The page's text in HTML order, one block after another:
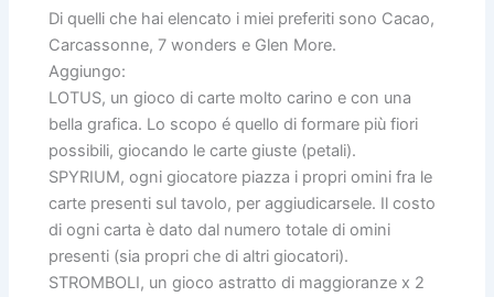
Di quelli che hai elencato i miei preferiti sono Cacao,
Carcassonne, 7 wonders e Glen More.
Aggiungo:
LOTUS, un gioco di carte molto carino e con una
bella grafica. Lo scopo é quello di formare più fiori
possibili, giocando le carte giuste (petali).
SPYRIUM, ogni giocatore piazza i propri omini fra le
carte presenti sul tavolo, per aggiudicarsele. Il costo
di ogni carta è dato dal numero totale di omini
presenti (sia propri che di altri giocatori).
STROMBOLI, un gioco astratto di maggioranze x 2